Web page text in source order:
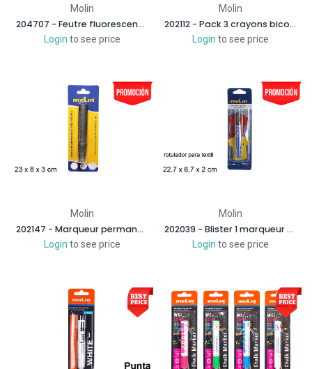
Molin
204707 - Feutre fluorescent orange
Login to see price
Molin
202112 - Pack 3 crayons bicolores + taille-crayon
Login to see price
Molin
202147 - Marqueur permanent métallisé argenté
Login to see price
Molin
202039 - Blister 1 marqueur permanent textile
Login to see price